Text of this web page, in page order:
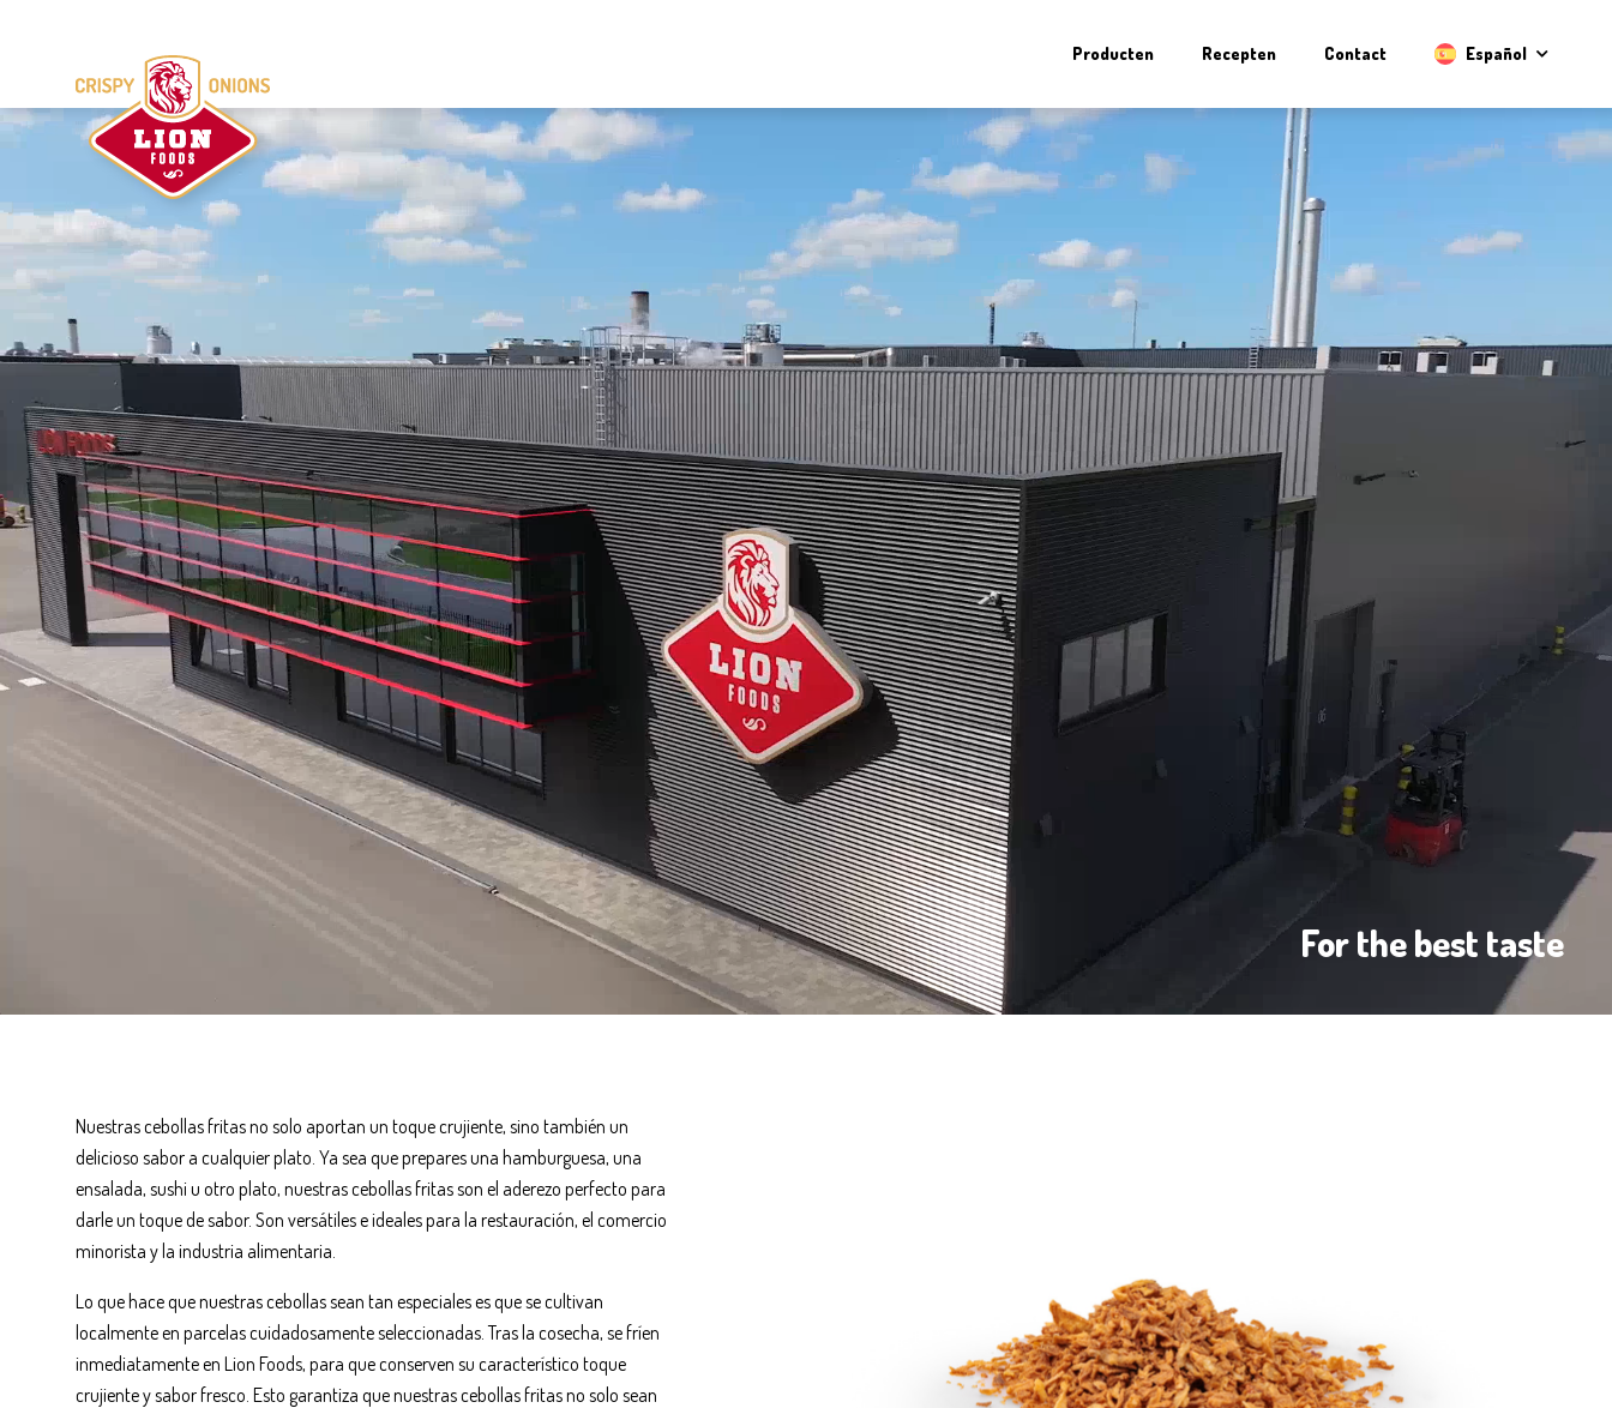
Producten Recepten Contact Español
For the best taste
¡cultivadas
localmente, amadas
en todo el mundo!
Nuestros productos
Nuestras cebollas fritas no solo aportan un toque crujiente, sino también un
delicioso sabor a cualquier plato. Ya sea que prepares una hamburguesa, una
ensalada, sushi u otro plato, nuestras cebollas fritas son el aderezo perfecto para
darle un toque de sabor. Son versátiles e ideales para la restauración, el comercio
minorista y la industria alimentaria.
Lo que hace que nuestras cebollas sean tan especiales es que se cultivan
localmente en parcelas cuidadosamente seleccionadas. Tras la cosecha, se fríen
inmediatamente en Lion Foods, para que conserven su característico toque
crujiente y sabor fresco. Esto garantiza que nuestras cebollas fritas no solo sean